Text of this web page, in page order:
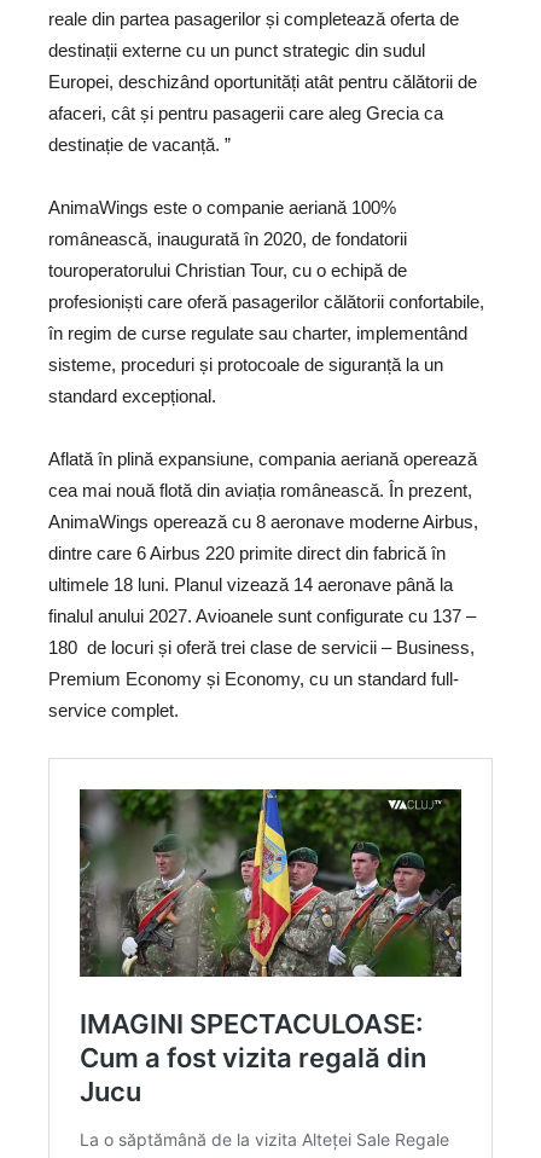
reale din partea pasagerilor și completează oferta de
destinații externe cu un punct strategic din sudul
Europei, deschizând oportunități atât pentru călătorii de
afaceri, cât și pentru pasagerii care aleg Grecia ca
destinație de vacanță. ”
AnimaWings este o companie aeriană 100%
românească, inaugurată în 2020, de fondatorii
touroperatorului Christian Tour, cu o echipă de
profesioniști care oferă pasagerilor călătorii confortabile,
în regim de curse regulate sau charter, implementând
sisteme, proceduri și protocoale de siguranță la un
standard excepțional.
Aflată în plină expansiune, compania aeriană operează
cea mai nouă flotă din aviația românească. În prezent,
AnimaWings operează cu 8 aeronave moderne Airbus,
dintre care 6 Airbus 220 primite direct din fabrică în
ultimele 18 luni. Planul vizează 14 aeronave până la
finalul anului 2027. Avioanele sunt configurate cu 137 –
180 de locuri și oferă trei clase de servicii – Business,
Premium Economy și Economy, cu un standard full-
service complet.